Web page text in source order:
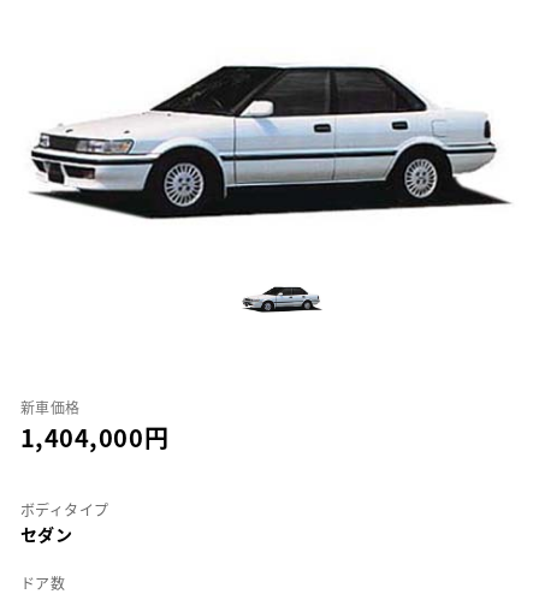
新車価格
1,404,000
ボディタイプ
セダン
ドア数